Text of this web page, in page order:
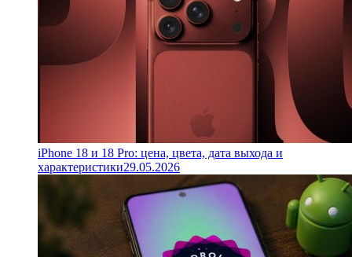
iPhone 18 и 18 Pro: цена, цвета, дата выхода и
характеристики29.05.2026